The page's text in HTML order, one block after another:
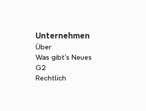
Unternehmen
Über
Was gibt's Neues
G2
Rechtlich